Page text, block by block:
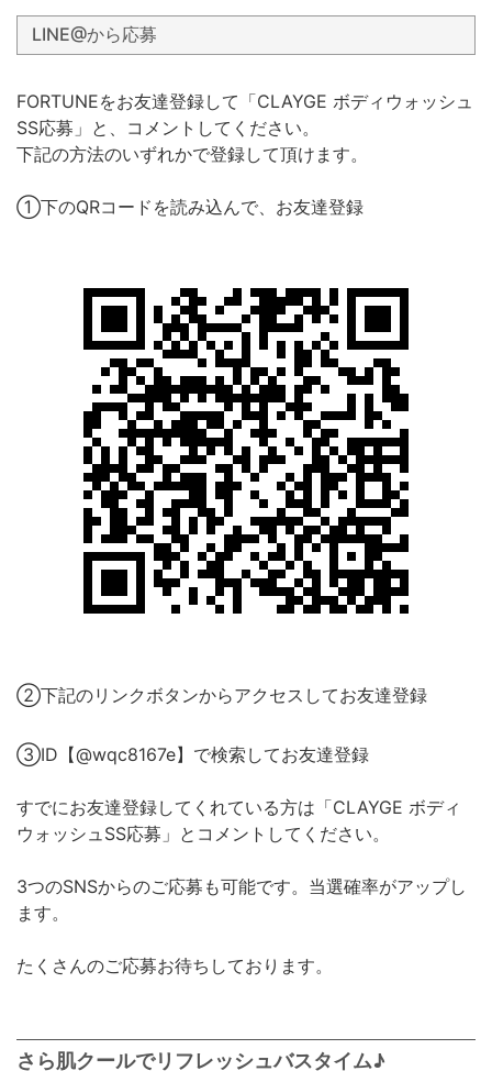
LINE@から応募
FORTUNEをお友達登録して「CLAYGE ボディウォッシュ
SS応募」と、コメントしてください。
下記の方法のいずれかで登録して頂けます。
①下のQRコードを読み込んで、お友達登録
②下記のリンクボタンからアクセスしてお友達登録
③ID【@wqc8167e】で検索してお友達登録
すでにお友達登録してくれている方は「CLAYGE ボディ
ウォッシュSS応募」とコメントしてください。
3つのSNSからのご応募も可能です。当選確率がアップし
ます。
たくさんのご応募お待ちしております。
さら肌クールでリフレッシュバスタイム♪